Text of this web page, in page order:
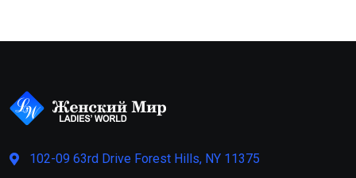
102-09 63rd Drive Forest Hills, NY 11375